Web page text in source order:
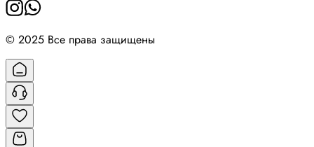
© 2025 Все права защищены